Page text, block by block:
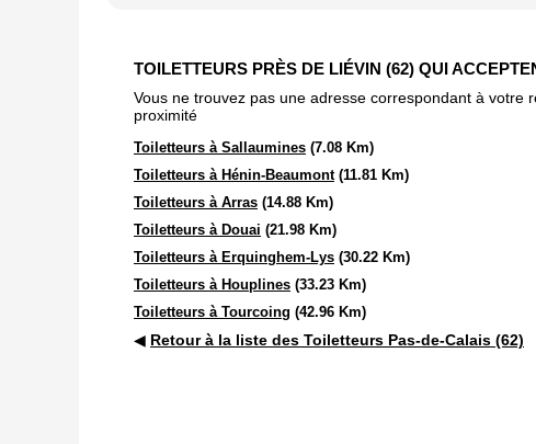
TOILETTEURS PRÈS DE LIÉVIN (62) QUI
Vous ne trouvez pas une adresse correspondant à votre
proximité
Toiletteurs à Sallaumines (7.08 Km)
Toiletteurs à Hénin-Beaumont(11.81 Km)
Toiletteurs à Arras (14.88 Km)
Toiletteurs à Douai (21.98 Km)
Toiletteurs à Erquinghem-Lys (30.22 Km)
Toiletteurs à Houplines (33.23 Km)
Toiletteurs à Tourcoing (42.96 Km)
◀ Retour à la liste des Toiletteurs Pas-de-Calais (62)